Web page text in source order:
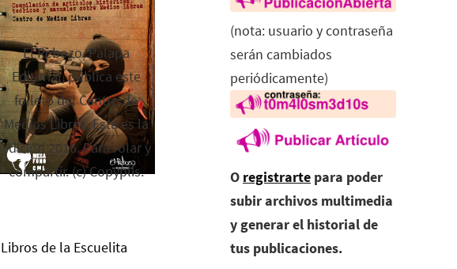
El Rebozo, Palapa
Editorial, publica este
folleto del Centro de
Medios Libres. Esta es la
edición 2016. Para rolar y
compartir. (c) Copyplis.
Libros de la Escuelita
(nota: usuario y contraseña
serán cambiados
periódicamente)
O registrarte para poder
subir archivos multimedia
y generar el historial de
tus publicaciones.